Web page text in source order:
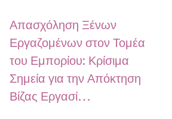
Απασχόληση Ξένων
Εργαζομένων στον Τομέα
του Εμπορίου: Κρίσιμα
Σημεία για την Απόκτηση
Βίζας Εργασί…